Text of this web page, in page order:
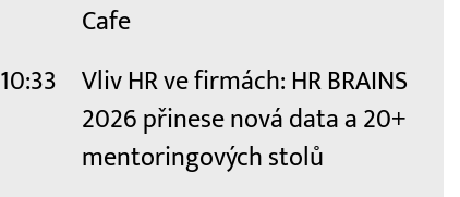
Cafe
10:33
Vliv HR ve firmách: HR BRAINS
2026 přinese nová data a 20+
mentoringových stolů